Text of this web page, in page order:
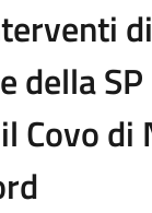
di
della
Covo di